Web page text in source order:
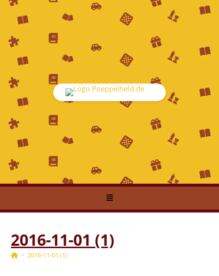
2016-11-01 (1)
> 2016-11-01 (1)